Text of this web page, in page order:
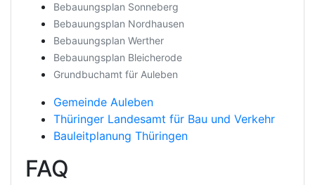
Bebauungsplan Sonneberg
Bebauungsplan Nordhausen
Bebauungsplan Werther
Bebauungsplan Bleicherode
Grundbuchamt für Auleben
Gemeinde Auleben
Thüringer Landesamt für Bau und Verkehr
Bauleitplanung Thüringen
FAQ